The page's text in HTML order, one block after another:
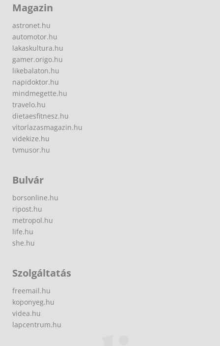
Magazin
astronet.hu
automotor.hu
lakaskultura.hu
gamer.origo.hu
likebalaton.hu
napidoktor.hu
mindmegette.hu
travelo.hu
dietaesfitnesz.hu
vitorlazasmagazin.hu
videkize.hu
tvmusor.hu
Bulvár
borsonline.hu
ripost.hu
metropol.hu
life.hu
she.hu
Szolgáltatás
freemail.hu
koponyeg.hu
videa.hu
lapcentrum.hu